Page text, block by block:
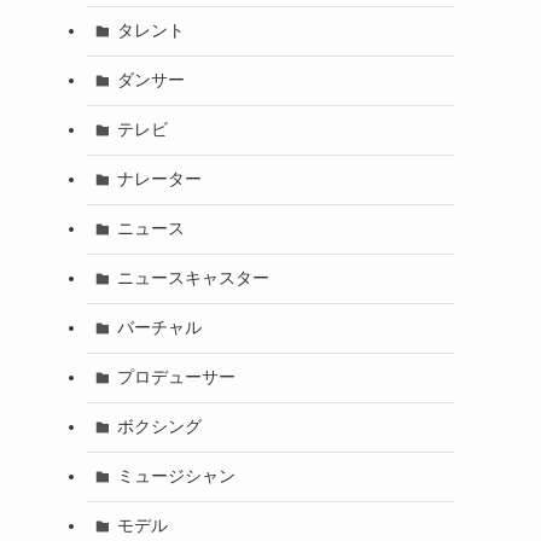
タレント
ダンサー
テレビ
ナレーター
ニュース
ニュースキャスター
バーチャル
プロデューサー
ボクシング
ミュージシャン
モデル